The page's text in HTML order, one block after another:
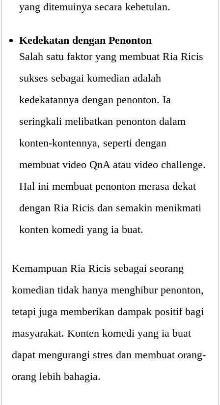
yang ditemuinya secara kebetulan.
Kedekatan dengan Penonton
Salah satu faktor yang membuat Ria Ricis
sukses sebagai komedian adalah
kedekatannya dengan penonton. Ia
seringkali melibatkan penonton dalam
konten-kontennya, seperti dengan
membuat video QnA atau video challenge.
Hal ini membuat penonton merasa dekat
dengan Ria Ricis dan semakin menikmati
konten komedi yang ia buat.
Kemampuan Ria Ricis sebagai seorang
komedian tidak hanya menghibur penonton,
tetapi juga memberikan dampak positif bagi
masyarakat. Konten komedi yang ia buat
dapat mengurangi stres dan membuat orang-
orang lebih bahagia.